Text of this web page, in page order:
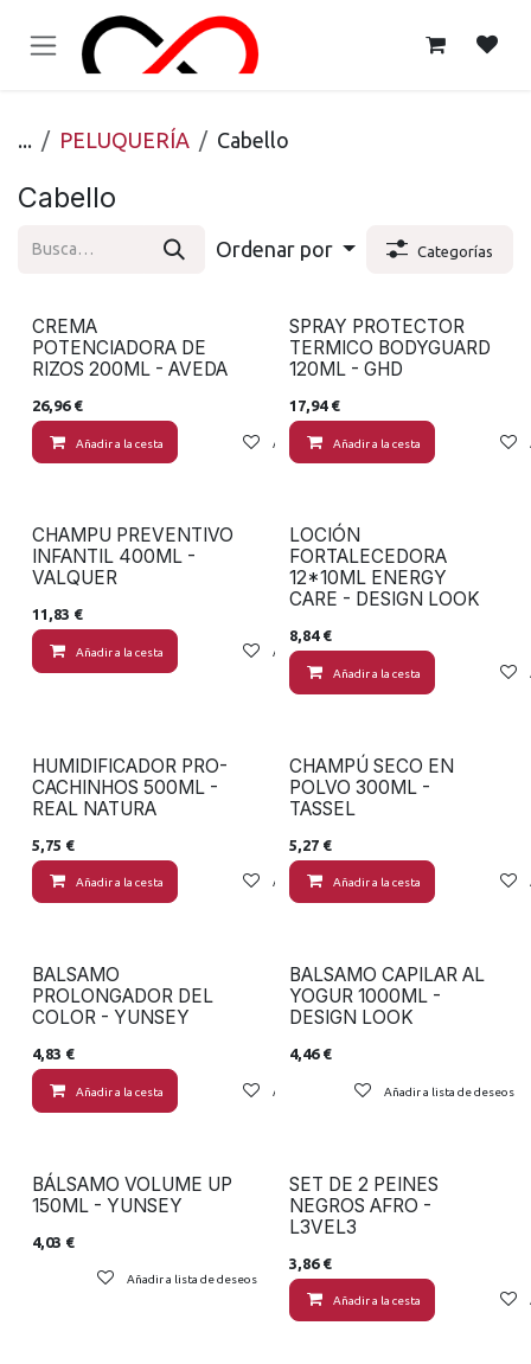
... PELUQUERÍA Cabello
Cabello
Ordenar por Categorías
CREMA
POTENCIADORA DE
RIZOS 200ML - AVEDA
26,96€
Añadir a la cesta Añadir a lista de deseos
SPRAY PROTECTOR
TERMICO BODYGUARD
120ML - GHD
17,94€
Añadir a la cesta
CHAMPU PREVENTIVO
INFANTIL 400ML -
VALQUER
11,83 €
Añadir a la cesta Añadir a lista de deseos
LOCIÓN
FORTALECEDORA
12*10ML ENERGY
CARE - DESIGN LOOK
8,84€
Añadir a la cesta
HUMIDIFICADOR PRO-
CACHINHOS 500ML -
REAL NATURA
5,75 €
Añadir a la cesta Añadir a lista de deseos
CHAMPÚ SECO EN
POLVO 300ML -
TASSEL
5,27€
Añadir a la cesta
BALSAMO
PROLONGADOR DEL
COLOR - YUNSEY
4,83 €
Añadir a la cesta Añadir a lista de deseos
BALSAMO CAPILAR AL
YOGUR 1000ML -
DESIGN LOOK
4,46€
Añadir a lista de deseos
BÁLSAMO VOLUME UP
150ML - YUNSEY
4,03 €
Añadir a lista de deseos
SET DE 2 PEINES
NEGROS AFRO -
L3VEL3
3,86€
Añadir a la cesta